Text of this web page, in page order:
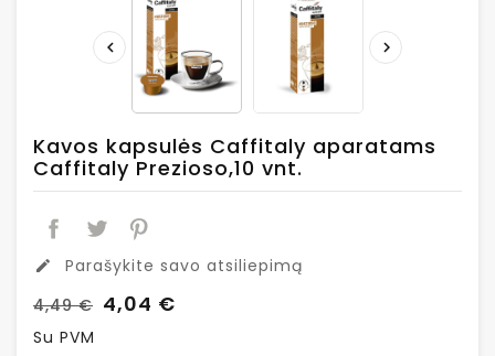
 
Kavos kapsulės Caffitaly aparatams
Caffitaly Prezioso,10 vnt.
edit
Parašykite savo atsiliepimą
4,49 € 4,04 €
Su PVM